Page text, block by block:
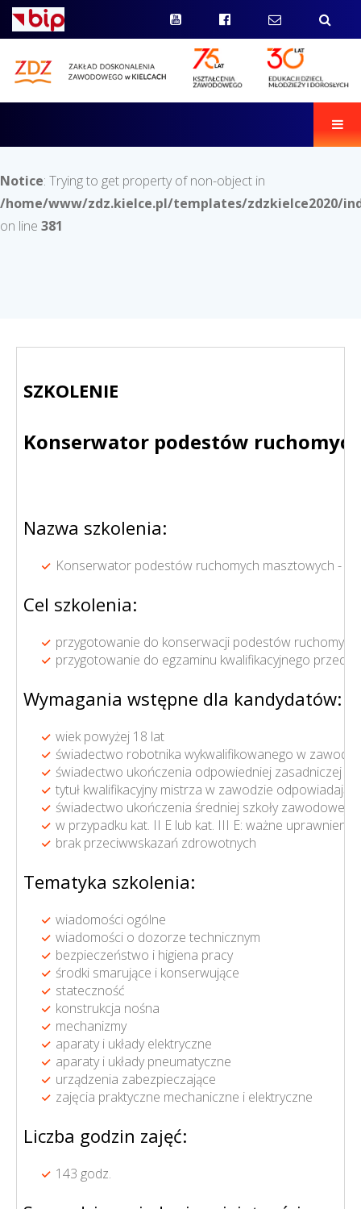
Notice: Trying to get property of non-object in
/home/www/zdz.kielce.pl/templates/zdzkielce2020/
on line 381
SZKOLENIE
Konserwator podestów
Nazwa szkolenia:
Konserwator podestów ruchomych masztowych -
Cel szkolenia:
przygotowanie do konserwacji podestów
przygotowanie do egzaminu kwalifikacyjnego przed
Wymagania wstępne dla kandydatów:
wiek powyżej 18 lat
świadectwo robotnika wykwalifikowanego w
świadectwo ukończenia odpowiedniej zasadniczej
tytuł kwalifikacyjny mistrza w zawodzie
świadectwo ukończenia średniej szkoły zawodowej
w przypadku kat. II E lub kat. III E: ważne
brak przeciwwskazań zdrowotnych
Tematyka szkolenia:
wiadomości ogólne
wiadomości o dozorze technicznym
bezpieczeństwo i higiena pracy
środki smarujące i konserwujące
stateczność
konstrukcja nośna
mechanizmy
aparaty i układy elektryczne
aparaty i układy pneumatyczne
urządzenia zabezpieczające
zajęcia praktyczne mechaniczne i elektryczne
Liczba godzin zajęć:
143 godz.